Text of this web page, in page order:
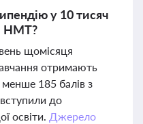
у 10 тисяч
НМТ?
щомісяця
отримають
менше 185 балів з
до
освіти. Джерело